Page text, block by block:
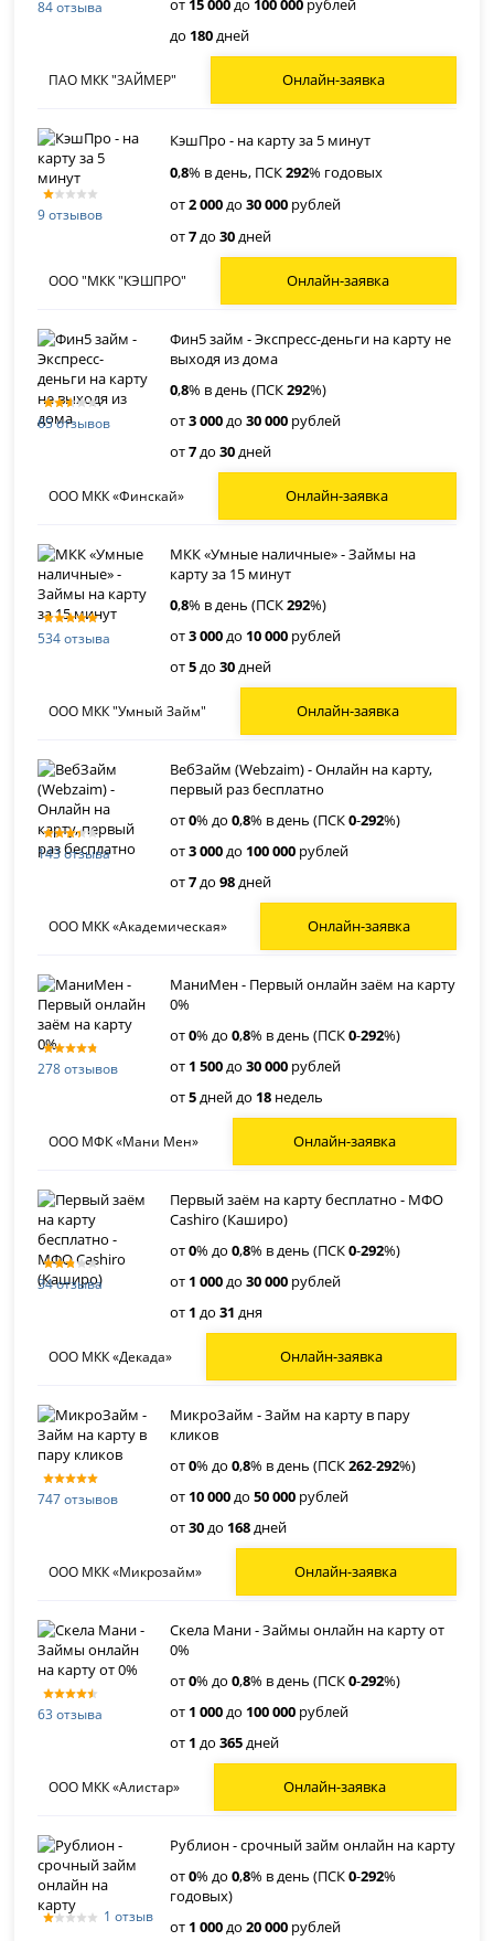
84 отзыва от 15 000до 100 000 рублей
до 180дней
ПАО МКК "ЗАЙМЕР" Онлайн-заявка
9 отзывов
КэшПро - на карту за 5 минут
0,8% в день, ПСК292% годовых
от2 000до30 000 рублей
от7до30дней
ООО "МКК "КЭШПРО" Онлайн-заявка
65 отзывов
Фин5 займ - Экспресс-деньги на карту не
выходя из дома
0,8% в день (ПСК292%)
от3 000до30 000 рублей
от7до30дней
ООО МКК «Финскай» Онлайн-заявка
534 отзыва
МКК «Умные наличные» - Займы на
карту за 15 минут
0,8% в день (ПСК292%)
от3 000до 10 000 рублей
от5до30дней
ООО МКК "Умный Займ" Онлайн-заявка
143 отзыва
ВебЗайм (Webzaim) - Онлайн на карту,
первый раз бесплатно
от0% до0,8% в день (ПСК0-292%)
от3 000до 100 000 рублей
от7до98дней
ООО МКК «Академическая» Онлайн-заявка
278 отзывов
МаниМен - Первый онлайн заём на карту
0%
от0% до0,8% в день (ПСК0-292%)
от 1 500до30 000 рублей
от5дней до 18 недель
ООО МФК «Мани Мен» Онлайн-заявка
34 отзыва
Первый заём на карту бесплатно - МФО
Cashiro (Каширо)
от0% до0,8% в день (ПСК0-292%)
от 1 000до30 000 рублей
от 1 до31 дня
ООО МКК «Декада» Онлайн-заявка
747 отзывов
МикроЗайм - Займ на карту в пару
кликов
от0% до0,8% в день (ПСК262-292%)
от 10 000до50 000 рублей
от30до 168дней
ООО МКК «Микрозайм» Онлайн-заявка
63 отзыва
Скела Мани - Займы онлайн на карту от
0%
от0% до0,8% в день (ПСК0-292%)
от 1 000до 100 000 рублей
от 1 до365дней
ООО МКК «Алистар» Онлайн-заявка
1 отзыв
Рублион - срочный займ онлайн на карту
от0% до0,8% в день (ПСК0-292%
годовых)
от 1 000до20 000 рублей